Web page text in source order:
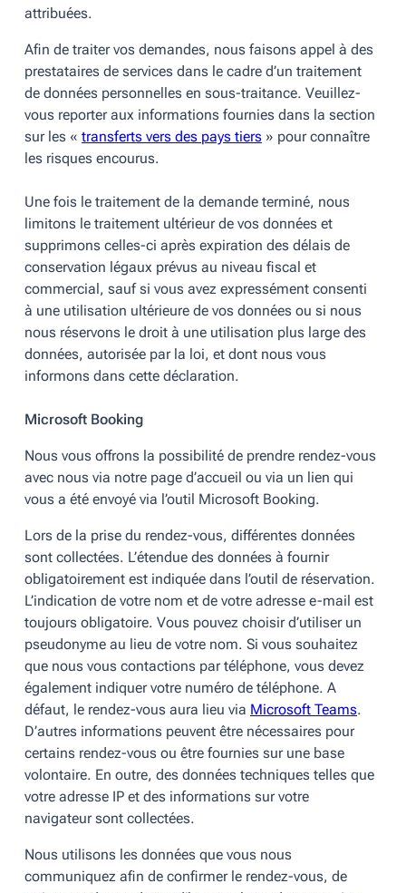
attribuées.
Afin de traiter vos demandes, nous faisons appel à des
prestataires de services dans le cadre d’un traitement
de données personnelles en sous-traitance. Veuillez-
vous reporter aux informations fournies dans la section
sur les « transferts vers des pays tiers » pour connaître
les risques encourus.
Une fois le traitement de la demande terminé, nous
limitons le traitement ultérieur de vos données et
supprimons celles-ci après expiration des délais de
conservation légaux prévus au niveau fiscal et
commercial, sauf si vous avez expressément consenti
à une utilisation ultérieure de vos données ou si nous
nous réservons le droit à une utilisation plus large des
données, autorisée par la loi, et dont nous vous
informons dans cette déclaration.
Microsoft Booking
Nous vous offrons la possibilité de prendre rendez-vous
avec nous via notre page d’accueil ou via un lien qui
vous a été envoyé via l’outil Microsoft Booking.
Lors de la prise du rendez-vous, différentes données
sont collectées. L’étendue des données à fournir
obligatoirement est indiquée dans l’outil de réservation.
L’indication de votre nom et de votre adresse e-mail est
toujours obligatoire. Vous pouvez choisir d’utiliser un
pseudonyme au lieu de votre nom. Si vous souhaitez
que nous vous contactions par téléphone, vous devez
également indiquer votre numéro de téléphone. A
défaut, le rendez-vous aura lieu via Microsoft Teams.
D’autres informations peuvent être nécessaires pour
certains rendez-vous ou être fournies sur une base
volontaire. En outre, des données techniques telles que
votre adresse IP et des informations sur votre
navigateur sont collectées.
Nous utilisons les données que vous nous
communiquez afin de confirmer le rendez-vous, de